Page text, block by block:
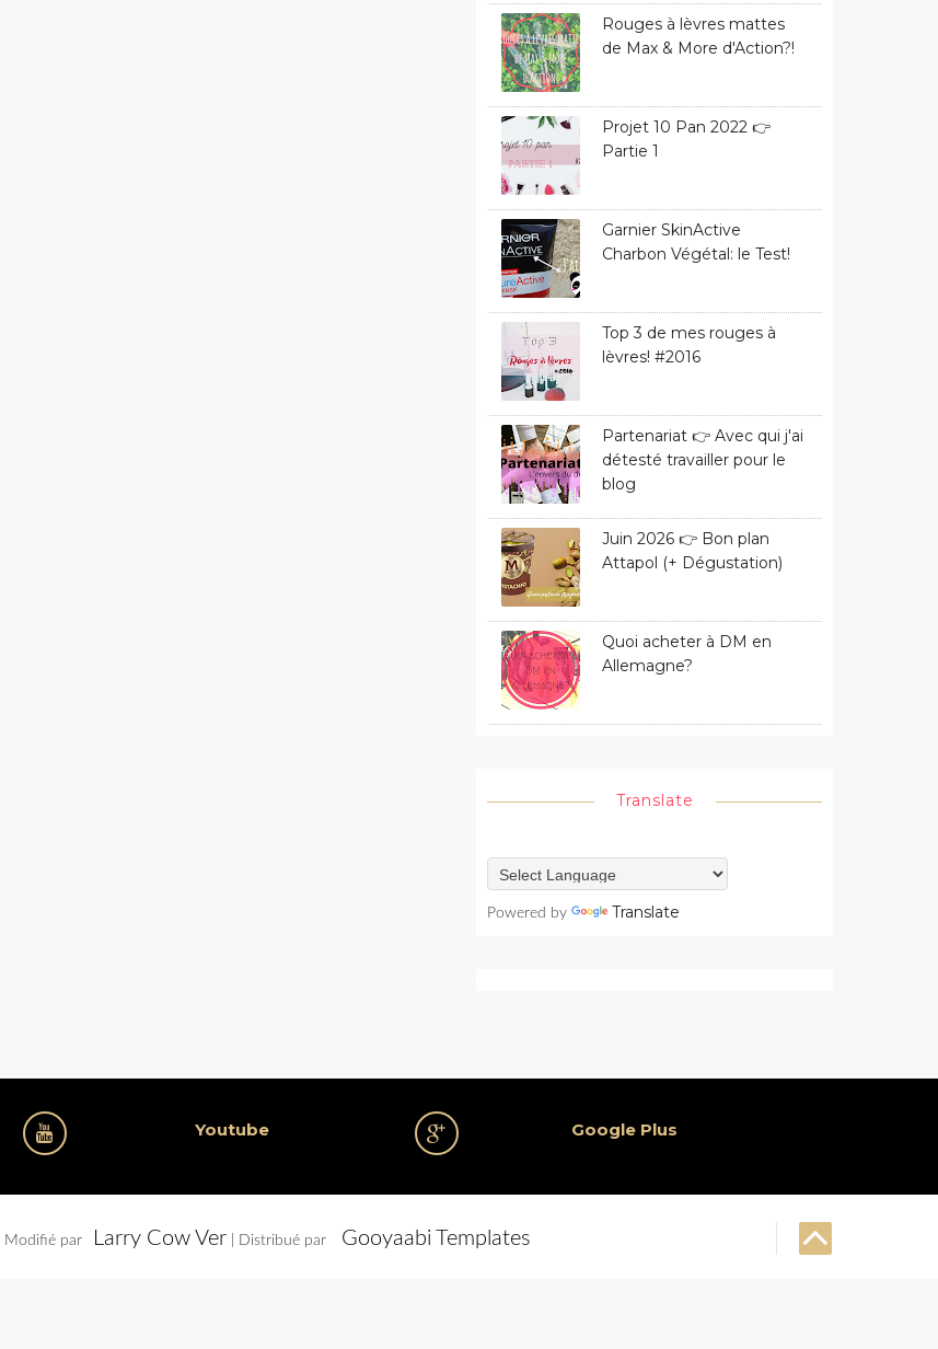
Rouges à lèvres mattes
de Max & More d'Action?!
Projet 10 Pan 2022 👉
Partie 1
Garnier SkinActive
Charbon Végétal: le Test!
Top 3 de mes rouges à
lèvres! #2016
Partenariat 👉 Avec qui j'ai
détesté travailler pour le
blog
Juin 2026 👉 Bon plan
Attapol (+ Dégustation)
Quoi acheter à DM en
Allemagne?
Translate
Powered by Translate
Youtube Google Plus
Modifié par Larry Cow Ver| Distribué par Gooyaabi Templates